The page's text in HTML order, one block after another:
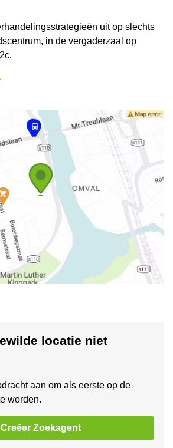
uit op slechts
in de vergaderzaal op
locatie niet
aan om als eerste op de
worden.
Creëer Zoekagent